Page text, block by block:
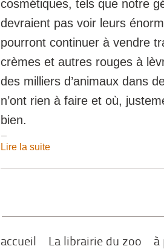
cosmétiques, tels que notre
devraient pas voir leurs
pourront continuer à vendre
crèmes et autres rouges à
des milliers d’animaux dans
n’ont rien à faire et où,
bien.
Lire la suite
accueil La librairie du zoo à